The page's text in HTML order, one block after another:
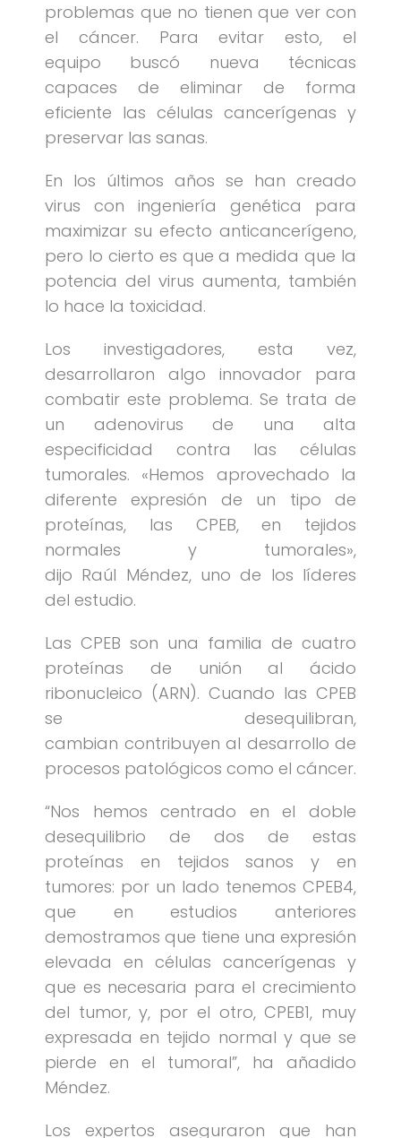
problemas que no tienen que ver con
el cáncer. Para evitar esto, el
equipo buscó nueva técnicas
capaces de eliminar de forma
eficiente las células cancerígenas y
preservar las sanas.
En los últimos años se han creado
virus con ingeniería genética para
maximizar su efecto anticancerígeno,
pero lo cierto es que a medida que la
potencia del virus aumenta, también
lo hace la toxicidad.
Los investigadores, esta vez,
desarrollaron algo innovador para
combatir este problema. Se trata de
un adenovirus de una alta
especificidad contra las células
tumorales. «Hemos aprovechado la
diferente expresión de un tipo de
proteínas, las CPEB, en tejidos
normales y tumorales»,
dijo Raúl Méndez, uno de los líderes
del estudio.
Las CPEB son una familia de cuatro
proteínas de unión al ácido
ribonucleico (ARN). Cuando las CPEB
se desequilibran,
cambian contribuyen al desarrollo de
procesos patológicos como el cáncer.
“Nos hemos centrado en el doble
desequilibrio de dos de estas
proteínas en tejidos sanos y en
tumores: por un lado tenemos CPEB4,
que en estudios anteriores
demostramos que tiene una expresión
elevada en células cancerígenas y
que es necesaria para el crecimiento
del tumor, y, por el otro, CPEB1, muy
expresada en tejido normal y que se
pierde en el tumoral”, ha añadido
Méndez.
Los expertos aseguraron que han